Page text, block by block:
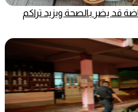
قد يضر بالصحة ويزيد تراكم